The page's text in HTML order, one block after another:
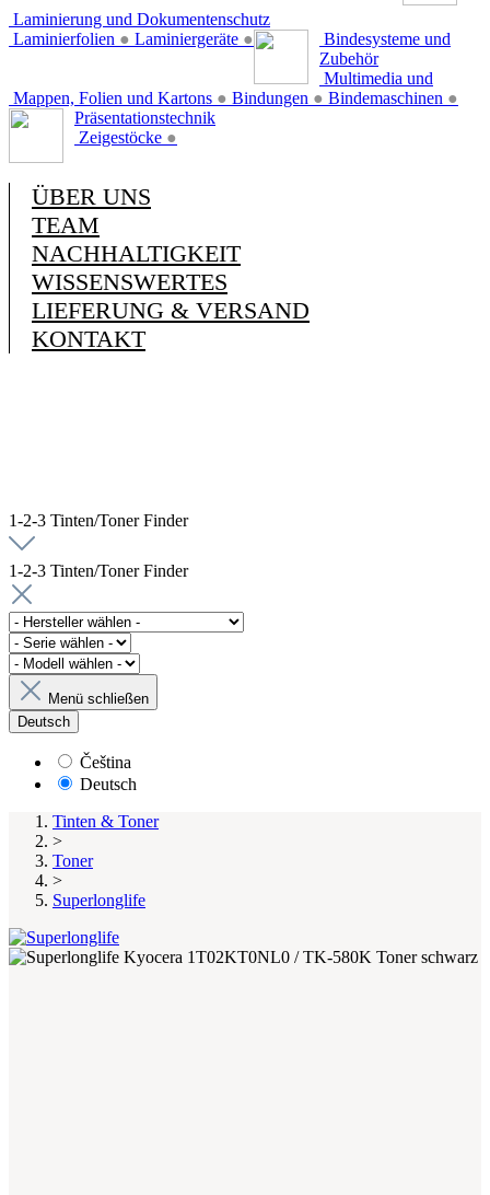
Laminierung und Dokumentenschutz
Laminierfolien ● Laminiergeräte ●
Bindesysteme und
Zubehör
Mappen, Folien und Kartons ● Bindungen ● Bindemaschinen ●
Multimedia und
Präsentationstechnik
Zeigestöcke ●
ÜBER UNS
TEAM
NACHHALTIGKEIT
WISSENSWERTES
LIEFERUNG & VERSAND
KONTAKT
1-2-3 Tinten/Toner Finder
1-2-3 Tinten/Toner Finder
Menü schließen
Deutsch
Čeština
Deutsch
Tinten & Toner
>
Toner
>
Superlonglife